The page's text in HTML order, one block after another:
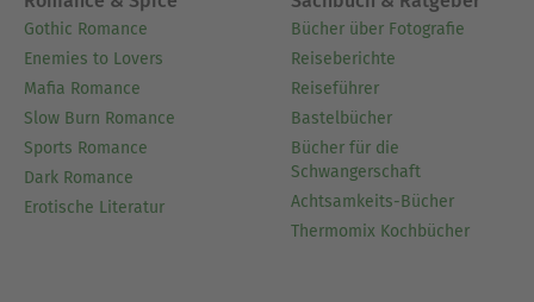
Gothic Romance
Enemies to Lovers
Mafia Romance
Slow Burn Romance
Sports Romance
Dark Romance
Erotische Literatur
Bücher über Fotografie
Reiseberichte
Reiseführer
Bastelbücher
Bücher für die
Schwangerschaft
Achtsamkeits-Bücher
Thermomix Kochbücher